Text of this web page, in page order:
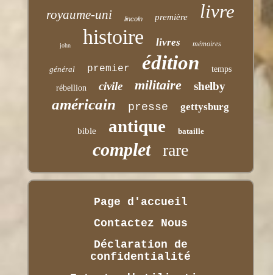
royaume-uni lincoln première livre
john histoire livres mémoires
général premier édition temps
rébellion civile militaire shelby
américain presse gettysburg
bible antique bataille
complet rare
Page d'accueil
Contactez Nous
Déclaration de
confidentialité